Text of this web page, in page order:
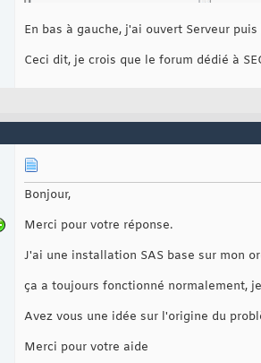
En bas à gauche, j'ai ouvert Serveur
Ceci dit, je crois que le forum dédié à
Bonjour,
Merci pour votre réponse.
J'ai une installation SAS base sur mon
ça a toujours fonctionné normalement,
Avez vous une idée sur l'origine du
Merci pour votre aide